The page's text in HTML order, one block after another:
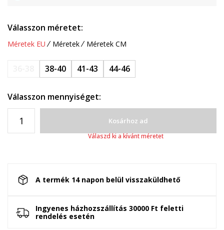
Válasszon méretet:
Méretek EU Méretek Méretek CM
38-40 41-43 44-46
Válasszon mennyiséget:
Kosárhoz ad
Válaszd ki a kívánt méretet
A termék 14 napon belül visszaküldhető
Ingyenes házhozszállítás 30000 Ft feletti
rendelés esetén